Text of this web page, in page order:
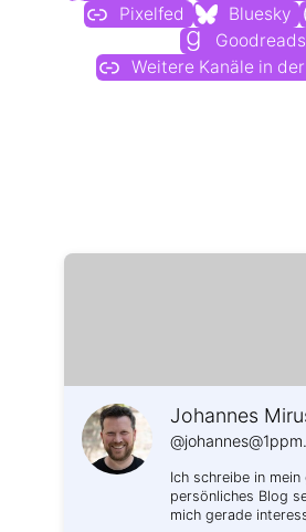
Pixelfed
Bluesky
Goodreads
Weitere Kanäle in
Johannes
Ich schreibe in
persönliches Blog
mich gerade